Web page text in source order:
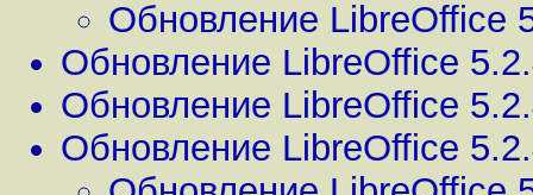
Обновление LibreOffice
Обновление LibreOffice
Обновление LibreOffice
Обновление LibreOffice